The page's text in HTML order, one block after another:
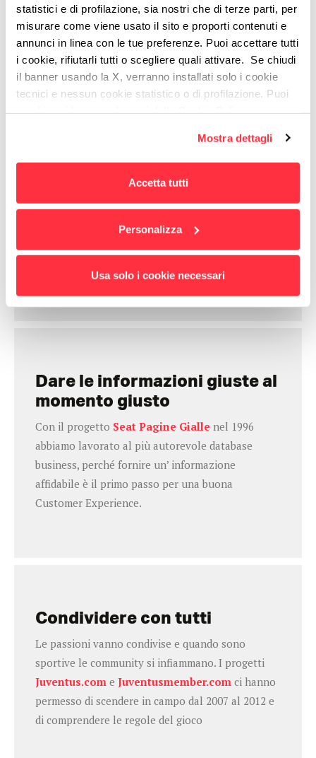
statistici e di profilazione, sia nostri che di terze parti, per
misurare come viene usato il sito e proporti contenuti e
annunci in linea con le tue preferenze. Puoi accettare tutti
i cookie, rifiutarli tutti o scegliere quali attivare. Se chiudi
il banner usando la X, verranno installati solo i cookie
tecnici e nessun cookie statistico o di profilazione. Puoi
Mostra dettagli
Accetta tutti
Personalizza
Usa solo i cookie necessari
Negli anniabbiamo
imparatoa...
Coinvolgere in una storia
Raccontare un brand di lusso è una sfida
avvincente e conMartinidal 2000 al 2004
abbiamo reso lo storytelling una storia da bere
Dare le informazioni giuste al
momento giusto
Con il progetto Seat Pagine Gialle nel 1996
abbiamo lavorato al più autorevole database
business, perché fornire un’ informazione
affidabile è il primo passo per una buona
Customer Experience.
Condividere con tutti
Le passioni vanno condivise e quando sono
sportive le community si infiammano. I progetti
Juventus.com e Juventusmember.com ci hanno
permesso di scendere in campo dal 2007 al 2012 e
di comprendere le regole del gioco